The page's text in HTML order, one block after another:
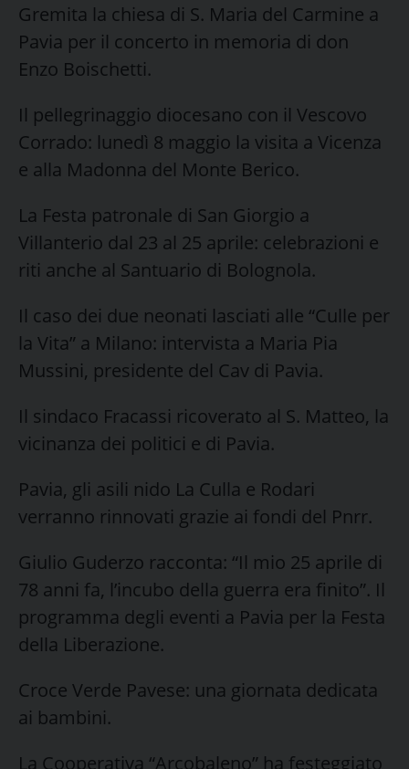
Gremita la chiesa di S. Maria del Carmine a
Pavia per il concerto in memoria di don
Enzo Boischetti.
Il pellegrinaggio diocesano con il Vescovo
Corrado: lunedì 8 maggio la visita a Vicenza
e alla Madonna del Monte Berico.
La Festa patronale di San Giorgio a
Villanterio dal 23 al 25 aprile: celebrazioni e
riti anche al Santuario di Bolognola.
Il caso dei due neonati lasciati alle “Culle per
la Vita” a Milano: intervista a Maria Pia
Mussini, presidente del Cav di Pavia.
Il sindaco Fracassi ricoverato al S. Matteo, la
vicinanza dei politici e di Pavia.
Pavia, gli asili nido La Culla e Rodari
verranno rinnovati grazie ai fondi del Pnrr.
Giulio Guderzo racconta: “Il mio 25 aprile di
78 anni fa, l’incubo della guerra era finito”. Il
programma degli eventi a Pavia per la Festa
della Liberazione.
Croce Verde Pavese: una giornata dedicata
ai bambini.
La Cooperativa “Arcobaleno” ha festeggiato